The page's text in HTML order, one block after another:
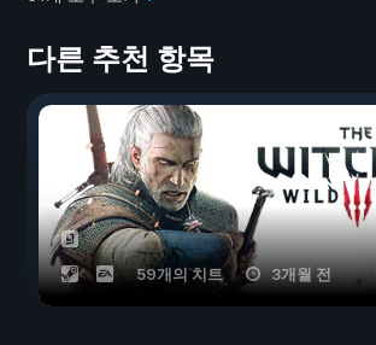
다른 추천 항목
59개의 치트 3개월 전